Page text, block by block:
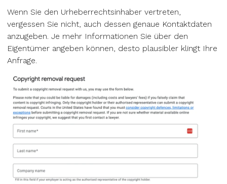
Wenn Sie den Urheberrechtsinhaber vertreten,
vergessen Sie nicht, auch dessen genaue Kontaktdaten
anzugeben. Je mehr Informationen Sie über den
Eigentümer angeben können, desto plausibler klingt Ihre
Anfrage.